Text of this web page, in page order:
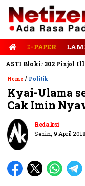
E-PAPER
Blokir 302 Pinjol
Home / Politik
Kyai-Ulama
Cak Imin
Redaksi
Senin, 9 April